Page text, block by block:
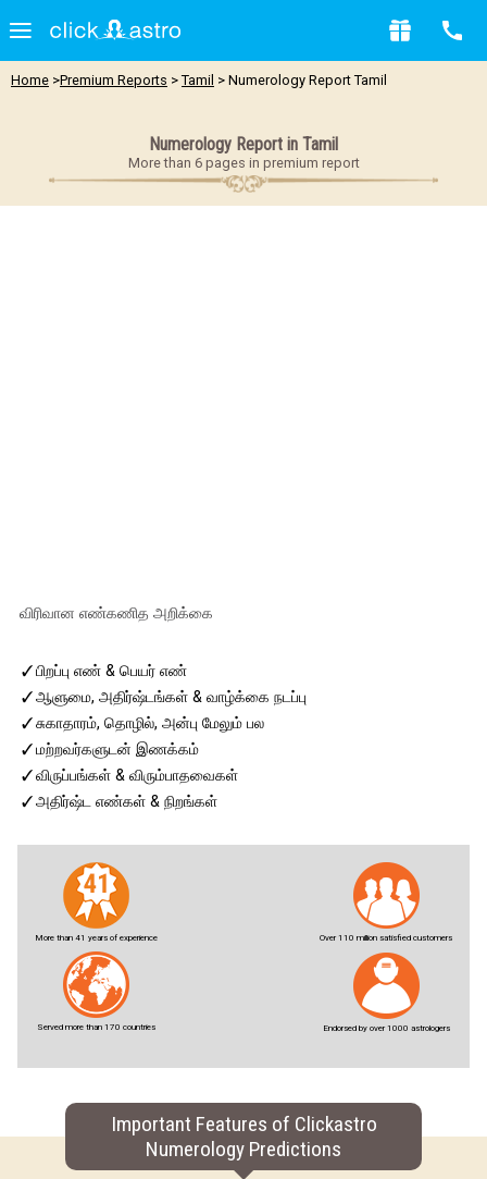
Home >Premium Reports > Tamil > Numerology Report Tamil
Numerology Report in Tamil
More than 6 pages in premium report
விரிவான எண்கணித அறிக்கை
✓பிறப்பு எண் & பெயர் எண்
✓ஆளுமை, அதிர்ஷ்டங்கள் & வாழ்க்கை நடப்பு
✓சுகாதாரம், தொழில், அன்பு மேலும் பல
✓மற்றவர்களுடன் இணக்கம்
✓விருப்பங்கள் & விரும்பாதவைகள்
✓அதிர்ஷ்ட எண்கள் & நிறங்கள்
More than 41 years of experience
Served more than 170 countries
Over 110 million satisfied customers
Endorsed by over 1000 astrologers
Important Features of Clickastro
Numerology Predictions